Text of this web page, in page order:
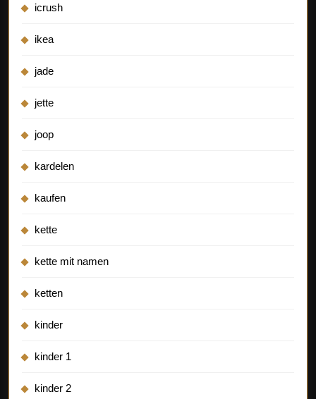
icrush
ikea
jade
jette
joop
kardelen
kaufen
kette
kette mit namen
ketten
kinder
kinder 1
kinder 2